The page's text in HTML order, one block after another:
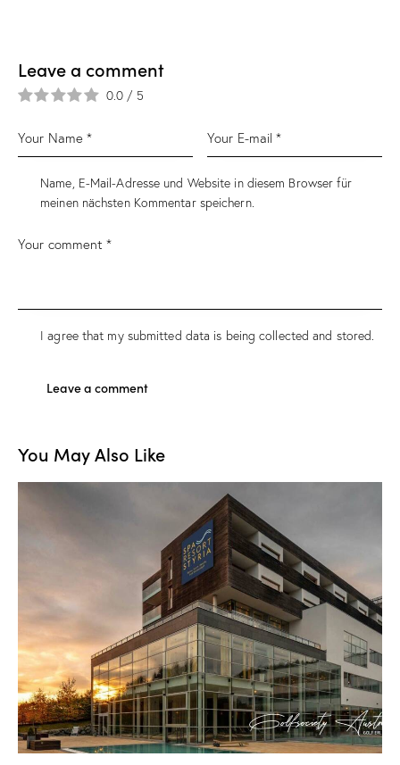
Leave a comment
0.0 / 5
Name, E-Mail-Adresse und Website in diesem Browser für
meinen nächsten Kommentar speichern.
I agree that my submitted data is being collected and stored.
You May Also Like